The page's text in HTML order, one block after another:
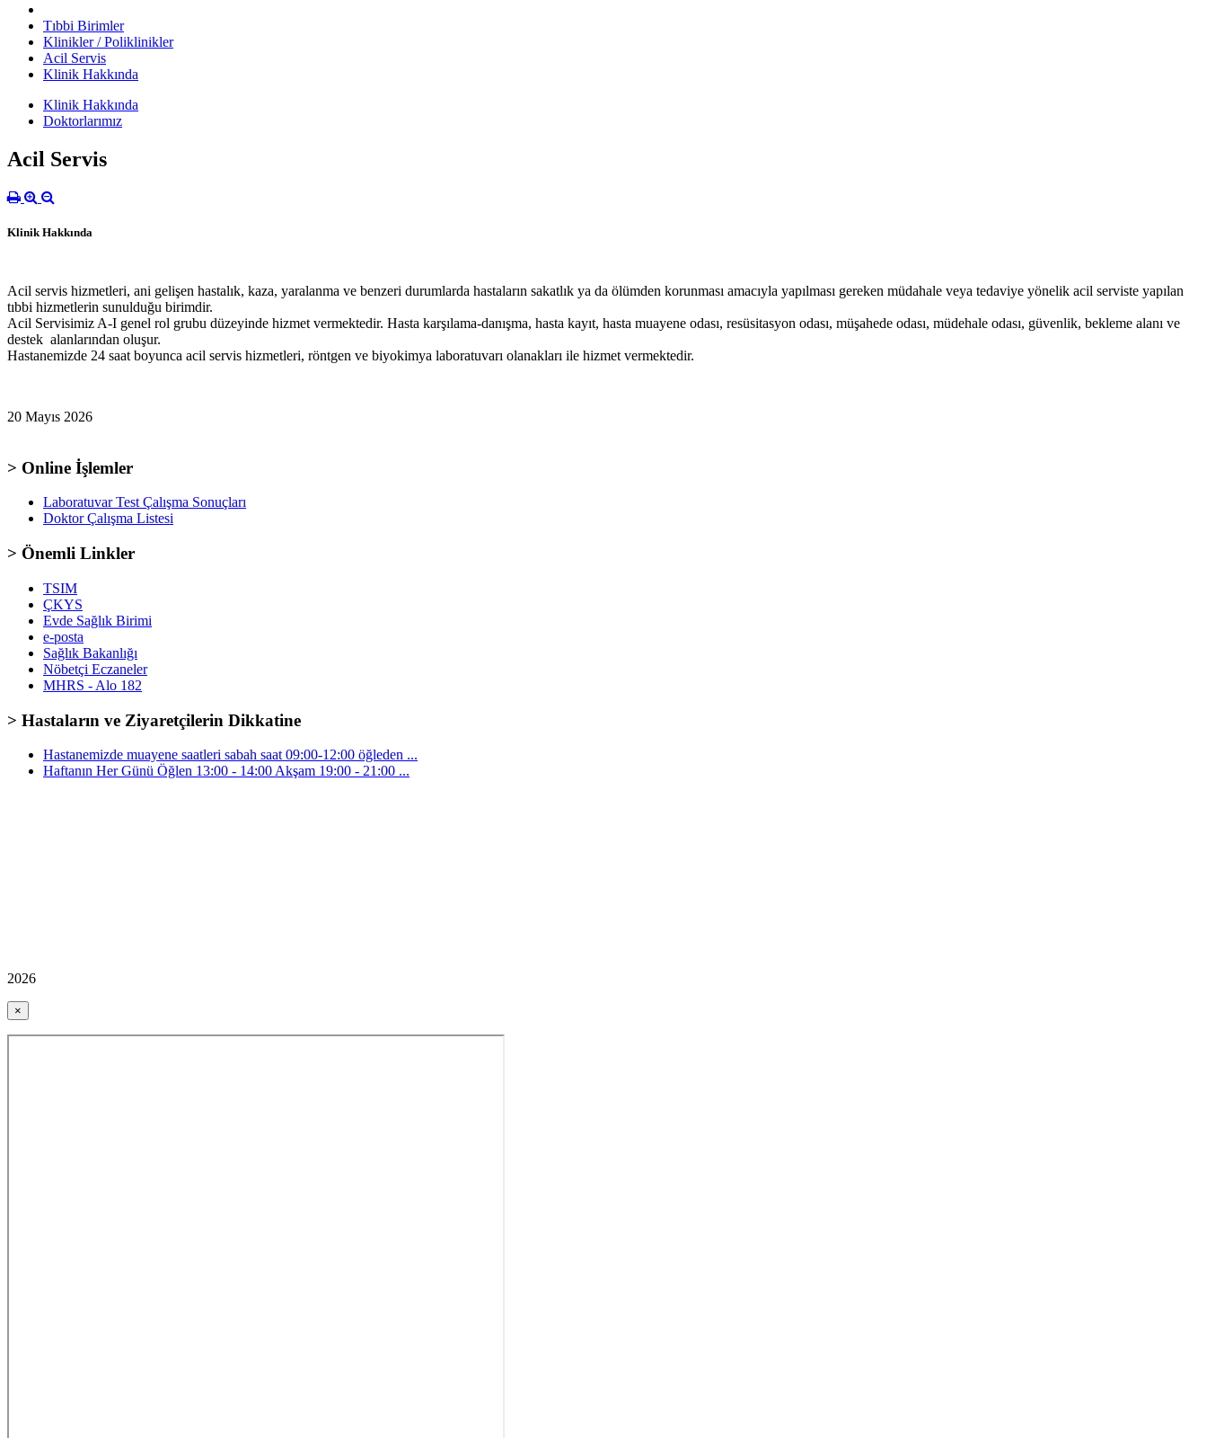
Tıbbi Birimler
Klinikler / Poliklinikler
Acil Servis
Klinik Hakkında
Klinik Hakkında
Doktorlarımız
Acil Servis
Klinik Hakkında
Acil servis hizmetleri, ani gelişen hastalık, kaza, yaralanma ve benzeri durumlarda hastaların sakatlık ya da ölümden korunması amacıyla yapılması gereken müdahale veya tedaviye yönelik acil serviste yapılan
tıbbi hizmetlerin sunulduğu birimdir.
Acil Servisimiz A-I genel rol grubu düzeyinde hizmet vermektedir. Hasta karşılama-danışma, hasta kayıt, hasta muayene odası, resüsitasyon odası, müşahede odası, müdehale odası, güvenlik, bekleme alanı ve
destek alanlarından oluşur.
Hastanemizde 24 saat boyunca acil servis hizmetleri, röntgen ve biyokimya laboratuvarı olanakları ile hizmet vermektedir.
20 Mayıs 2026
> Online İşlemler
Laboratuvar Test Çalışma Sonuçları
Doktor Çalışma Listesi
> Önemli Linkler
TSIM
ÇKYS
Evde Sağlık Birimi
e-posta
Sağlık Bakanlığı
Nöbetçi Eczaneler
MHRS - Alo 182
> Hastaların ve Ziyaretçilerin Dikkatine
Hastanemizde muayene saatleri sabah saat 09:00-12:00 öğleden ...
Haftanın Her Günü Öğlen 13:00 - 14:00 Akşam 19:00 - 21:00 ...
2026
×